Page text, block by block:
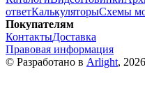
ответКалькуляторыСхемы
Покупателям
КонтактыДоставка
Правовая информация
© Разработано в Arlight, 2026